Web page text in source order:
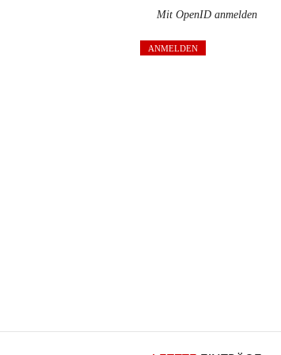
Mit OpenID anmelden